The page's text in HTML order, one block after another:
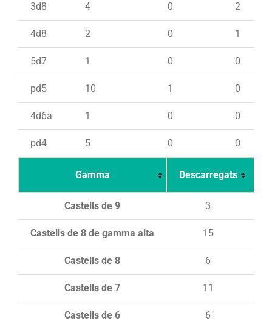
3d8 4 0 2
4d8 2 0 1
5d7 1 0 0
pd5 10 1 0
4d6a 1 0 0
pd4 5 0 0
Gamma Descarregats
Castells de 9 3
Castells de 8 de gamma alta 15
Castells de 8 6
Castells de 7 11
Castells de 6 6